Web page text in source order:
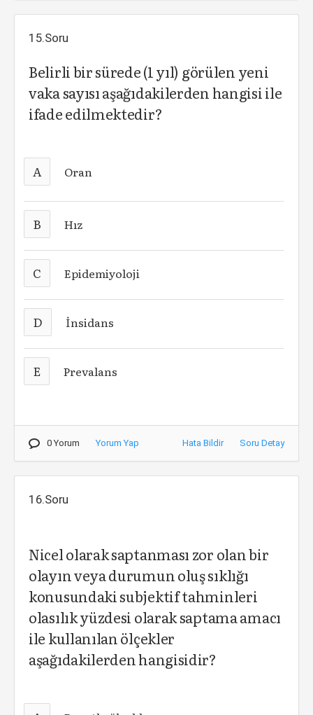
15.Soru
Belirli bir sürede (1 yıl) görülen yeni
vaka sayısı aşağıdakilerden hangisi ile
ifade edilmektedir?
A Oran
B Hız
C Epidemiyoloji
D İnsidans
E Prevalans
0 Yorum Yorum Yap Hata Bildir Soru Detay
16.Soru
Nicel olarak saptanması zor olan bir
olayın veya durumun oluş sıklığı
konusundaki subjektif tahminleri
olasılık yüzdesi olarak saptama amacı
ile kullanılan ölçekler
aşağıdakilerden hangisidir?